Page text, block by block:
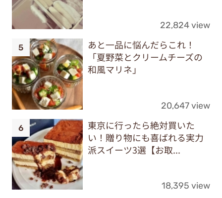
22,824 view
あと一品に悩んだらこれ！
「夏野菜とクリームチーズの
和風マリネ」
20,647 view
東京に行ったら絶対買いた
い！贈り物にも喜ばれる実力
派スイーツ3選【お取...
18,395 view